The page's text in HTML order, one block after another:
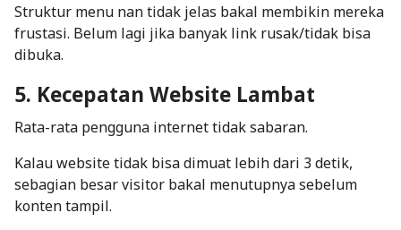
Struktur menu nan tidak jelas bakal membikin mereka
frustasi. Belum lagi jika banyak link rusak/tidak bisa
dibuka.
5. Kecepatan Website Lambat
Rata-rata pengguna internet tidak sabaran.
Kalau website tidak bisa dimuat lebih dari 3 detik,
sebagian besar visitor bakal menutupnya sebelum
konten tampil.